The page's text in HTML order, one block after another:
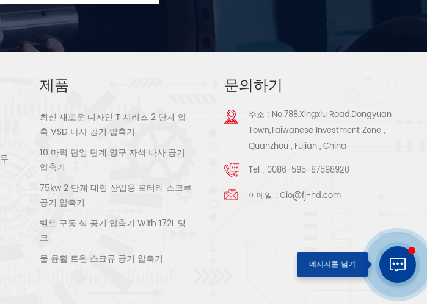
제품
최신 새로운 디자인 T 시리즈 2 단계 압
축 VSD 나사 공기 압축기
10 마력 단일 단계 영구 자석 나사 공기
압축기
75kw 2 단계 대형 산업용 로터리 스크류
공기 압축기
벨트 구동 식 공기 압축기 With 172L 탱
크
물 윤활 트윈 스크류 공기 압축기
문의하기
주소 : No.788,Xingxiu Road,Dongyuan
Town,Taiwanese Investment Zone ,
Quanzhou , Fujian , China
Tel : 0086-595-87598920
이메일 :Cio@fj-hd.com